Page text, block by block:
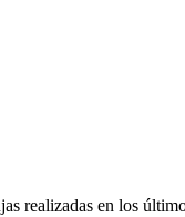
realizadas en los